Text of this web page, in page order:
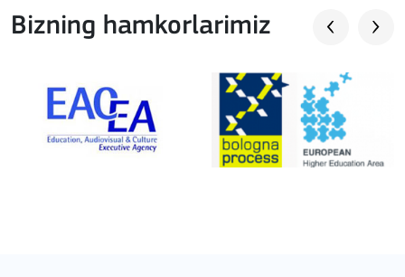
Bizning hamkorlarimiz